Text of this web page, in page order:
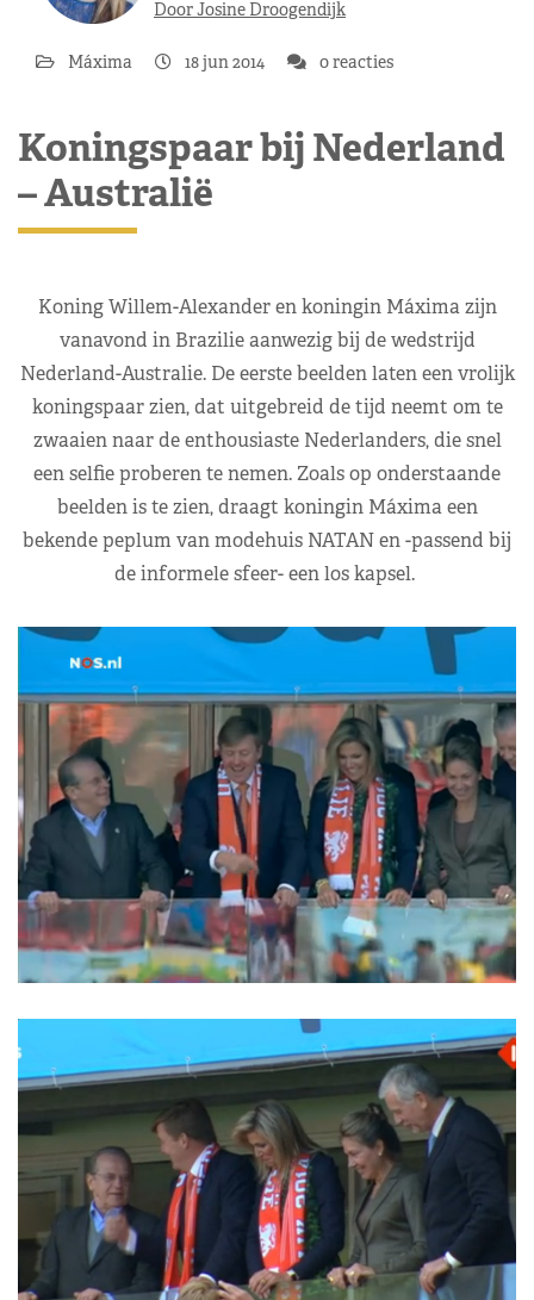
Door Josine Droogendijk
Máxima 18 jun 2014 0 reacties
Koningspaar bij Nederland
– Australië
Koning Willem-Alexander en koningin Máxima zijn
vanavond in Brazilie aanwezig bij de wedstrijd
Nederland-Australie. De eerste beelden laten een vrolijk
koningspaar zien, dat uitgebreid de tijd neemt om te
zwaaien naar de enthousiaste Nederlanders, die snel
een selfie proberen te nemen. Zoals op onderstaande
beelden is te zien, draagt koningin Máxima een
bekende peplum van modehuis NATAN en -passend bij
de informele sfeer- een los kapsel.